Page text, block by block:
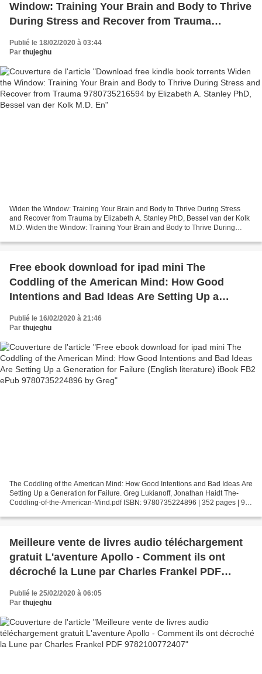
Window: Training Your Brain and Body to Thrive
During Stress and Recover from Trauma
9780735216594 by Elizabeth A. Stanley PhD,
Bessel van der Kolk M.D. En
Publié le 18/02/2020 à 03:44
Par thujeghu
Widen the Window: Training Your Brain and Body to Thrive During Stress
and Recover from Trauma by Elizabeth A. Stanley PhD, Bessel van der Kolk
M.D. Widen the Window: Training Your Brain and Body to Thrive During
Free ebook download for ipad mini The
Coddling of the American Mind: How Good
Intentions and Bad Ideas Are Setting Up a
FB2 ePub 9780735224896 by Greg
Publié le 16/02/2020 à 21:46
Par thujeghu
The Coddling of the American Mind: How Good Intentions and Bad Ideas Are
Setting Up a Generation for Failure. Greg Lukianoff, Jonathan Haidt The-
Coddling-of-the-American-Mind.pdf ISBN: 9780735224896 | 352 pages | 9
Meilleure vente de livres audio téléchargement
gratuit L'aventure Apollo - Comment ils ont
décroché la Lune par Charles Frankel PDF
9782100772407
Publié le 25/02/2020 à 06:05
Par thujeghu